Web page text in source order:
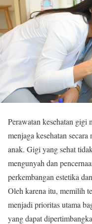
Perawatan kesehatan gigi
menjaga kesehatan
anak. Gigi yang sehat
mengunyah dan
perkembangan estetika
Oleh karena itu, memilih
menjadi prioritas utama
yang dapat